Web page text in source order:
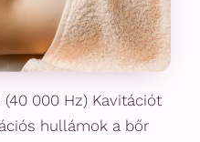
000 Hz) Kavitációt
hullámok a bőr